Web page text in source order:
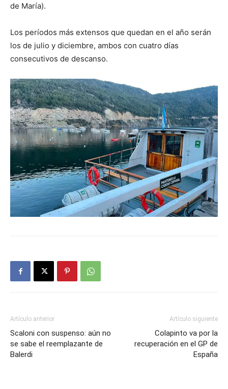
de María).
Los períodos más extensos que quedan en el año serán
los de julio y diciembre, ambos con cuatro días
consecutivos de descanso.
Artículo anterior
Scaloni con suspenso: aún no
se sabe el reemplazante de
Balerdi
Artículo siguiente
Colapinto va por la
recuperación en el GP de
España